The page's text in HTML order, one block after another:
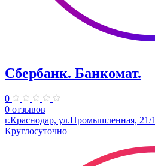
Сбербанк. Банкомат.
0
0 отзывов
г.Краснодар, ул.Промышленная, 21/1
Круглосуточно